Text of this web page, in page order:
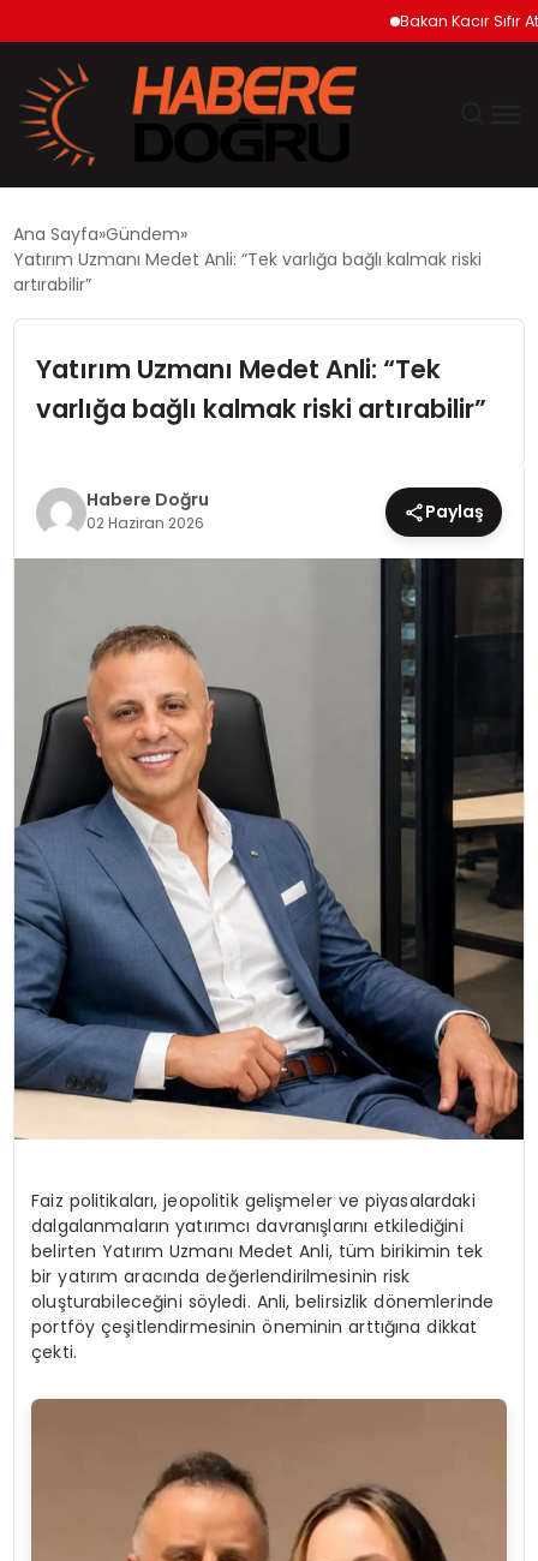
Bakan Kacır Sıfır Atık
EKONOMİ
DÜNYA
SPOR
MAGAZİN
SAĞLIK
YAŞAM
Ana Sayfa Gündem
Yatırım Uzmanı Medet Anli: “Tek varlığa bağlı kalmak riski
artırabilir”
Yatırım Uzmanı Medet Anli: “Tek
varlığa bağlı kalmak riski artırabilir”
Habere Doğru
02 Haziran 2026 Paylaş
Faiz politikaları, jeopolitik gelişmeler ve piyasalardaki
dalgalanmaların yatırımcı davranışlarını etkilediğini
belirten Yatırım Uzmanı Medet Anli, tüm birikimin tek
bir yatırım aracında değerlendirilmesinin risk
oluşturabileceğini söyledi. Anli, belirsizlik dönemlerinde
portföy çeşitlendirmesinin öneminin arttığına dikkat
çekti.